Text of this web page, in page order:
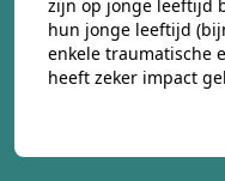
zijn op jonge leeftijd
hun jonge leeftijd
enkele traumatische
heeft zeker impact